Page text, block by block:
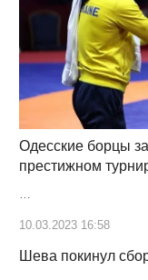
Одесские борцы
престижном
10.03.2023 16:58
Шева покинул